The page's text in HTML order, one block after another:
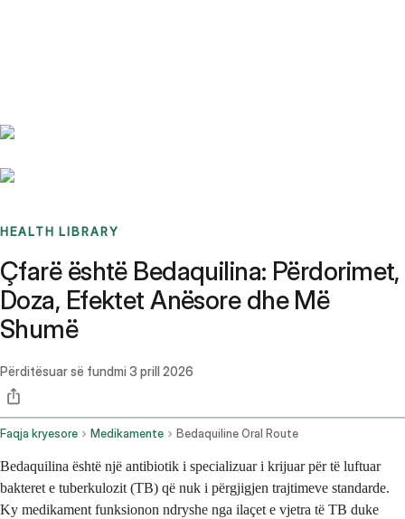
HEALTH LIBRARY
Çfarë është Bedaquilina: Përdorimet,
Doza, Efektet Anësore dhe Më
Shumë
Përditësuar së fundmi 3 prill 2026
Faqja kryesore Medikamente Bedaquiline Oral Route
Bedaquilina është një antibiotik i specializuar i krijuar për të luftuar
bakteret e tuberkulozit (TB) që nuk i përgjigjen trajtimeve standarde.
Ky medikament funksionon ndryshe nga ilaçet e vjetra të TB duke